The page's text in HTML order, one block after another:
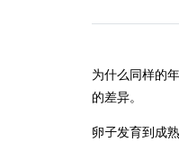
为什么同样的
的差异。
卵子发育到成